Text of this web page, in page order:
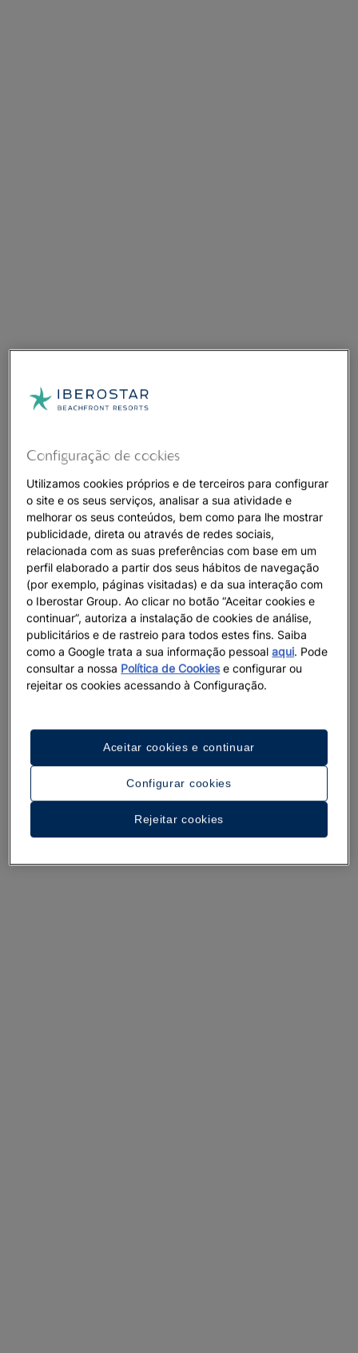
Um passeio pelo hotel
Ver 33 imagens e vídeos
Configuração de cookies
Utilizamos cookies próprios e de terceiros para configurar
o site e os seus serviços, analisar a sua atividade e
melhorar os seus conteúdos, bem como para lhe mostrar
publicidade, direta ou através de redes sociais,
relacionada com as suas preferências com base em um
perfil elaborado a partir dos seus hábitos de navegação
(por exemplo, páginas visitadas) e da sua interação com
o Iberostar Group. Ao clicar no botão “Aceitar cookies e
continuar”, autoriza a instalação de cookies de análise,
publicitários e de rastreio para todos estes fins. Saiba
como a Google trata a sua informação pessoalaqui. Pode
consultar a nossa Política de Cookiese configurar ou
rejeitar os cookies acessando à Configuração.
Configurar cookies
Rejeitar cookies
Aceitar cookies e continuar